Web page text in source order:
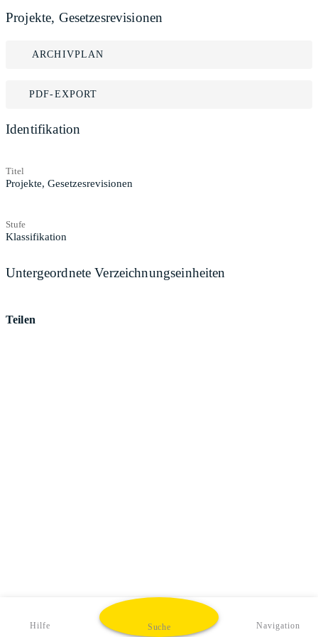
Projekte, Gesetzesrevisionen
ARCHIVPLAN
PDF-EXPORT
Identifikation
Titel
Projekte, Gesetzesrevisionen
Stufe
Klassifikation
Untergeordnete Verzeichnungseinheiten
Teilen
Hilfe Suche Navigation